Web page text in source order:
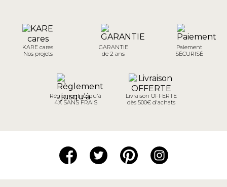
KARE cares
Nos projets
GARANTIE
de 2 ans
Paiement
SÉCURISÉ
Règlement jusqu'à
4X SANS FRAIS
Livraison OFFERTE
dès 500€ d'achats